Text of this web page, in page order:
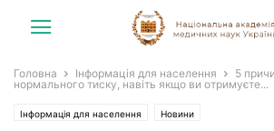
Головна Інформація для населення
5
нормального тиску, навіть якщо ви отримуєте...
Інформація для населення Новини